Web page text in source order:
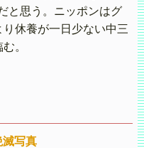
と思う。ニッポンはグ
休養が一日少ない中三
。
滅写真